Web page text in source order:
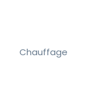
Chauffage